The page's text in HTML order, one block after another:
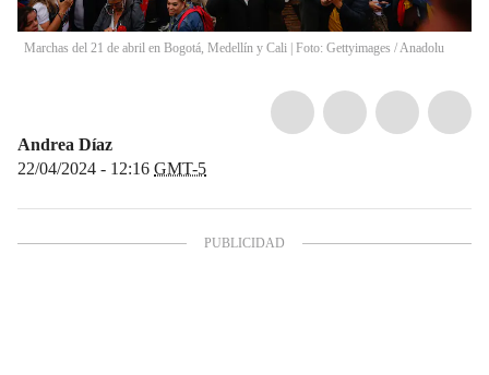
Marchas del 21 de abril en Bogotá, Medellín y Cali | Foto: Gettyimages /Anadolu
Andrea Díaz
22/04/2024 - 12:16 GMT-5